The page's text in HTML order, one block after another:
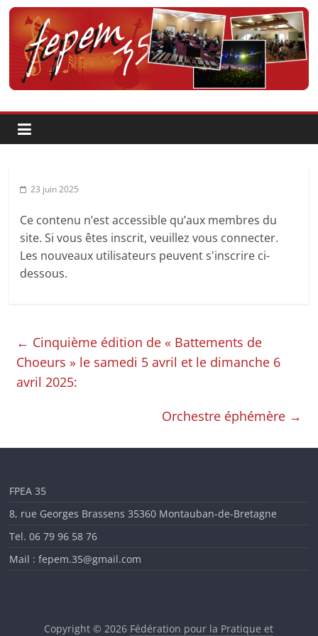
Passer
contenu
Fédération
pour
la
Pratique
et
l'Enseignement
en
Ille-
Vilaine
23 juin 2025
Ce contenu n’est accessible qu’aux membres du
site. Si vous êtes inscrit, veuillez vous connecter.
Les nouveaux utilisateurs peuvent s'inscrire ci-
dessous.
← Cinquième édition de « Battements de
Choeurs » le samedi 5 avril et le dimanche 6
avril 2025:
Orchestre éphémère →
FPEA 35
8, rue Georges Brassens 35360 Montauban-de-Bretagne
Tel. 06 79 96 58 76
Mail : fepem.35@gmail.com
Copyright © 2026 Fédération pour la Pratique et